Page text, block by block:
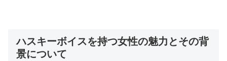
ハスキーボイスを持つ女性の魅力とその背
景について